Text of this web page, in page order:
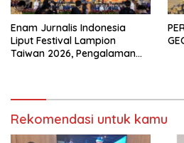
Enam Jurnalis Indonesia
Liput Festival Lampion
Taiwan 2026, Pengalaman
Rekomendasi untuk kamu